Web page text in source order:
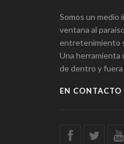
Somos un medio
ventana al
entretenimiento
Una herramienta
de dentro y fuera
EN CONTACTO